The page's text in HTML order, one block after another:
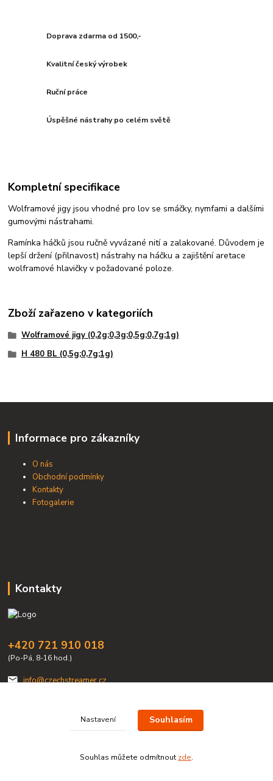
Doprava zdarma od 1500,-
Kvalitní český výrobek
Ruční práce
Úspěšné nástrahy po celém světě
Kompletní specifikace
Wolframové jigy jsou vhodné pro lov se smáčky, nymfami a dalšími
gumovými nástrahami.
Ramínka háčků jsou ručně vyvázané nití a zalakované. Důvodem je
lepší držení (přilnavost) nástrahy na háčku a zajištění aretace
wolframové hlavičky v požadované poloze.
Zboží zařazeno v kategoriích
Wolframové jigy (0,2g;0,3g;0,5g;0,7g;1g)
H 480 BL (0,5g;0,7g;1g)
Informace pro zákazníky
O nás
Obchodní podmínky
Kontakty
Fotogalerie
Kontakty
+420 721 910 018
(Po-Pá, 8-16 hod.)
info@czechstreamer.cz
Nastavení Souhlasím
Souhlas můžete odmítnout zde.